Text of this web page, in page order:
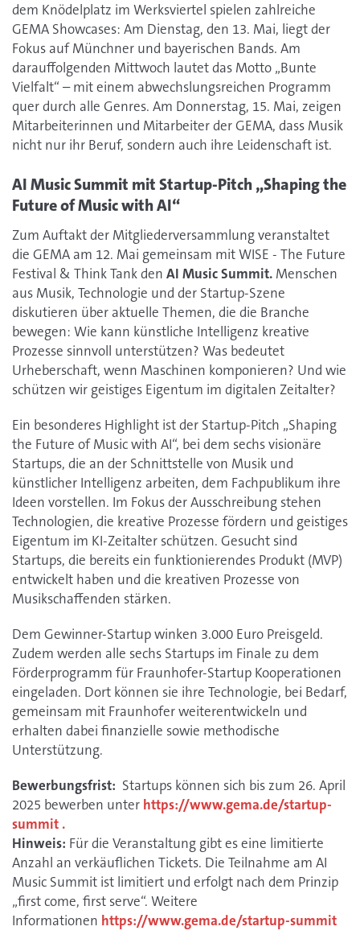
dem Knödelplatz im Werksviertel spielen zahlreiche
GEMA Showcases: Am Dienstag, den 13. Mai, liegt der
Fokus auf Münchner und bayerischen Bands. Am
darauffolgenden Mittwoch lautet das Motto „Bunte
Vielfalt“ – mit einem abwechslungsreichen Programm
quer durch alle Genres. Am Donnerstag, 15. Mai, zeigen
Mitarbeiterinnen und Mitarbeiter der GEMA, dass Musik
nicht nur ihr Beruf, sondern auch ihre Leidenschaft ist.
AI Music Summit mit Startup-Pitch „Shaping the
Future of Music with AI“
Zum Auftakt der Mitgliederversammlung veranstaltet
die GEMA am 12. Mai gemeinsam mit WISE - The Future
Festival & Think Tank den AI Music Summit. Menschen
aus Musik, Technologie und der Startup-Szene
diskutieren über aktuelle Themen, die die Branche
bewegen: Wie kann künstliche Intelligenz kreative
Prozesse sinnvoll unterstützen? Was bedeutet
Urheberschaft, wenn Maschinen komponieren? Und wie
schützen wir geistiges Eigentum im digitalen Zeitalter?
Ein besonderes Highlight ist der Startup-Pitch „Shaping
the Future of Music with AI“, bei dem sechs visionäre
Startups, die an der Schnittstelle von Musik und
künstlicher Intelligenz arbeiten, dem Fachpublikum ihre
Ideen vorstellen. Im Fokus der Ausschreibung stehen
Technologien, die kreative Prozesse fördern und geistiges
Eigentum im KI-Zeitalter schützen. Gesucht sind
Startups, die bereits ein funktionierendes Produkt (MVP)
entwickelt haben und die kreativen Prozesse von
Musikschaffenden stärken.
Dem Gewinner-Startup winken 3.000 Euro Preisgeld.
Zudem werden alle sechs Startups im Finale zu dem
Förderprogramm für Fraunhofer-Startup Kooperationen
eingeladen. Dort können sie ihre Technologie, bei Bedarf,
gemeinsam mit Fraunhofer weiterentwickeln und
erhalten dabei finanzielle sowie methodische
Unterstützung.
Bewerbungsfrist: Startups können sich bis zum 26. April
2025 bewerben unter https://www.gema.de/startup-
summit .
Hinweis: Für die Veranstaltung gibt es eine limitierte
Anzahl an verkäuflichen Tickets. Die Teilnahme am AI
Music Summit ist limitiert und erfolgt nach dem Prinzip
„first come, first serve“. Weitere
Informationen https://www.gema.de/startup-summit